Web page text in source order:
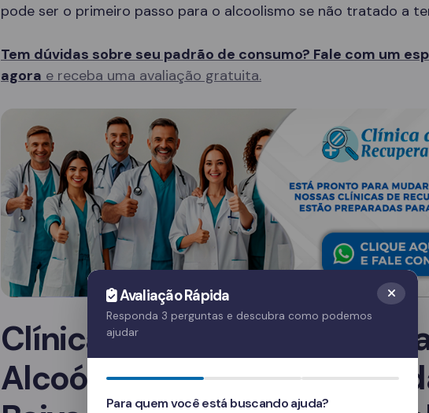
pode ser o primeiro passo para o alcoolismo se não tratado a
Tem dúvidas sobre seu padrão de consumo? Fale com um
agora e receba uma avaliação gratuita.
Clínica de Recuperação
Alcoólatras em São Miguel
Avaliação Rápida
Responda 3 perguntas e descubra como podemos
ajudar
Para quem você está buscando ajuda?